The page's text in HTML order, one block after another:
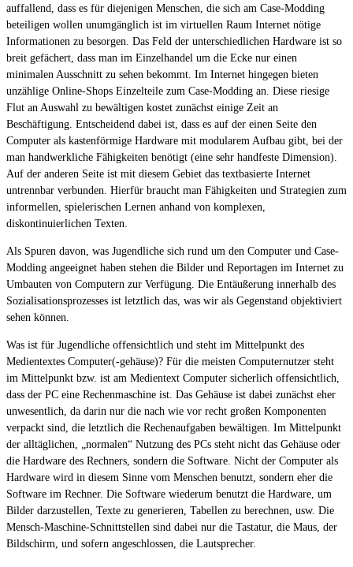
auffallend, dass es für diejenigen Menschen, die sich am Case-Modding
beteiligen wollen unumgänglich ist im virtuellen Raum Internet nötige
Informationen zu besorgen. Das Feld der unterschiedlichen Hardware ist so
breit gefächert, dass man im Einzelhandel um die Ecke nur einen
minimalen Ausschnitt zu sehen bekommt. Im Internet hingegen bieten
unzählige Online-Shops Einzelteile zum Case-Modding an. Diese riesige
Flut an Auswahl zu bewältigen kostet zunächst einige Zeit an
Beschäftigung. Entscheidend dabei ist, dass es auf der einen Seite den
Computer als kastenförmige Hardware mit modularem Aufbau gibt, bei der
man handwerkliche Fähigkeiten benötigt (eine sehr handfeste Dimension).
Auf der anderen Seite ist mit diesem Gebiet das textbasierte Internet
untrennbar verbunden. Hierfür braucht man Fähigkeiten und Strategien zum
informellen, spielerischen Lernen anhand von komplexen,
diskontinuierlichen Texten.
Als Spuren davon, was Jugendliche sich rund um den Computer und Case-
Modding angeeignet haben stehen die Bilder und Reportagen im Internet zu
Umbauten von Computern zur Verfügung. Die Entäußerung innerhalb des
Sozialisationsprozesses ist letztlich das, was wir als Gegenstand objektiviert
sehen können.
Was ist für Jugendliche offensichtlich und steht im Mittelpunkt des
Medientextes Computer(-gehäuse)? Für die meisten Computernutzer steht
im Mittelpunkt bzw. ist am Medientext Computer sicherlich offensichtlich,
dass der PC eine Rechenmaschine ist. Das Gehäuse ist dabei zunächst eher
unwesentlich, da darin nur die nach wie vor recht großen Komponenten
verpackt sind, die letztlich die Rechenaufgaben bewältigen. Im Mittelpunkt
der alltäglichen, „normalen“ Nutzung des PCs steht nicht das Gehäuse oder
die Hardware des Rechners, sondern die Software. Nicht der Computer als
Hardware wird in diesem Sinne vom Menschen benutzt, sondern eher die
Software im Rechner. Die Software wiederum benutzt die Hardware, um
Bilder darzustellen, Texte zu generieren, Tabellen zu berechnen, usw. Die
Mensch-Maschine-Schnittstellen sind dabei nur die Tastatur, die Maus, der
Bildschirm, und sofern angeschlossen, die Lautsprecher.